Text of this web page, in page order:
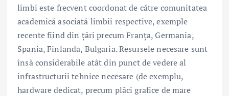
limbi este frecvent coordonat de către comunitatea
academică asociată limbii respective, exemple
recente fiind din țări precum Franța, Germania,
Spania, Finlanda, Bulgaria. Resursele necesare sunt
însă considerabile atât din punct de vedere al
infrastructurii tehnice necesare (de exemplu,
hardware dedicat, precum plăci grafice de mare